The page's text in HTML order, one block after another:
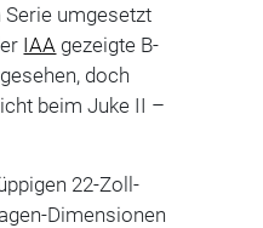
Serie umgesetzt
IAA gezeigte B-
doch
beim Juke II –
22-Zoll-
Dimensionen